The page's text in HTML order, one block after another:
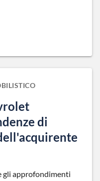
di
gli approfondimenti